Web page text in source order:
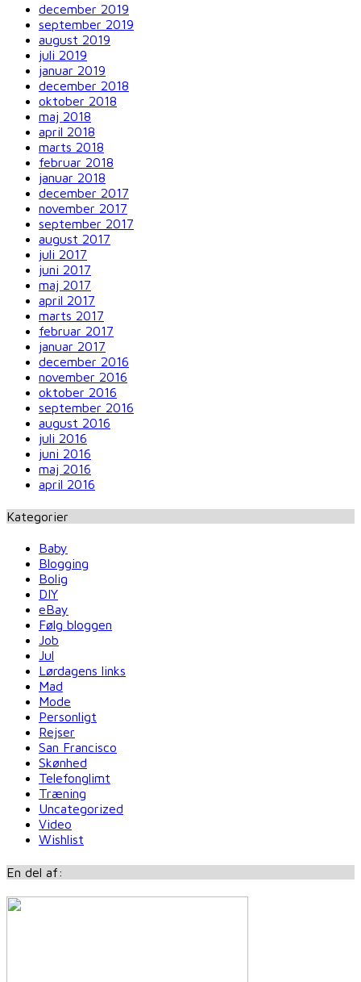
december 2019
september 2019
august 2019
juli 2019
januar 2019
december 2018
oktober 2018
maj 2018
april 2018
marts 2018
februar 2018
januar 2018
december 2017
november 2017
september 2017
august 2017
juli 2017
juni 2017
maj 2017
april 2017
marts 2017
februar 2017
januar 2017
december 2016
november 2016
oktober 2016
september 2016
august 2016
juli 2016
juni 2016
maj 2016
april 2016
Kategorier
Baby
Blogging
Bolig
DIY
eBay
Følg bloggen
Job
Jul
Lørdagens links
Mad
Mode
Personligt
Rejser
San Francisco
Skønhed
Telefonglimt
Træning
Uncategorized
Video
Wishlist
En del af: